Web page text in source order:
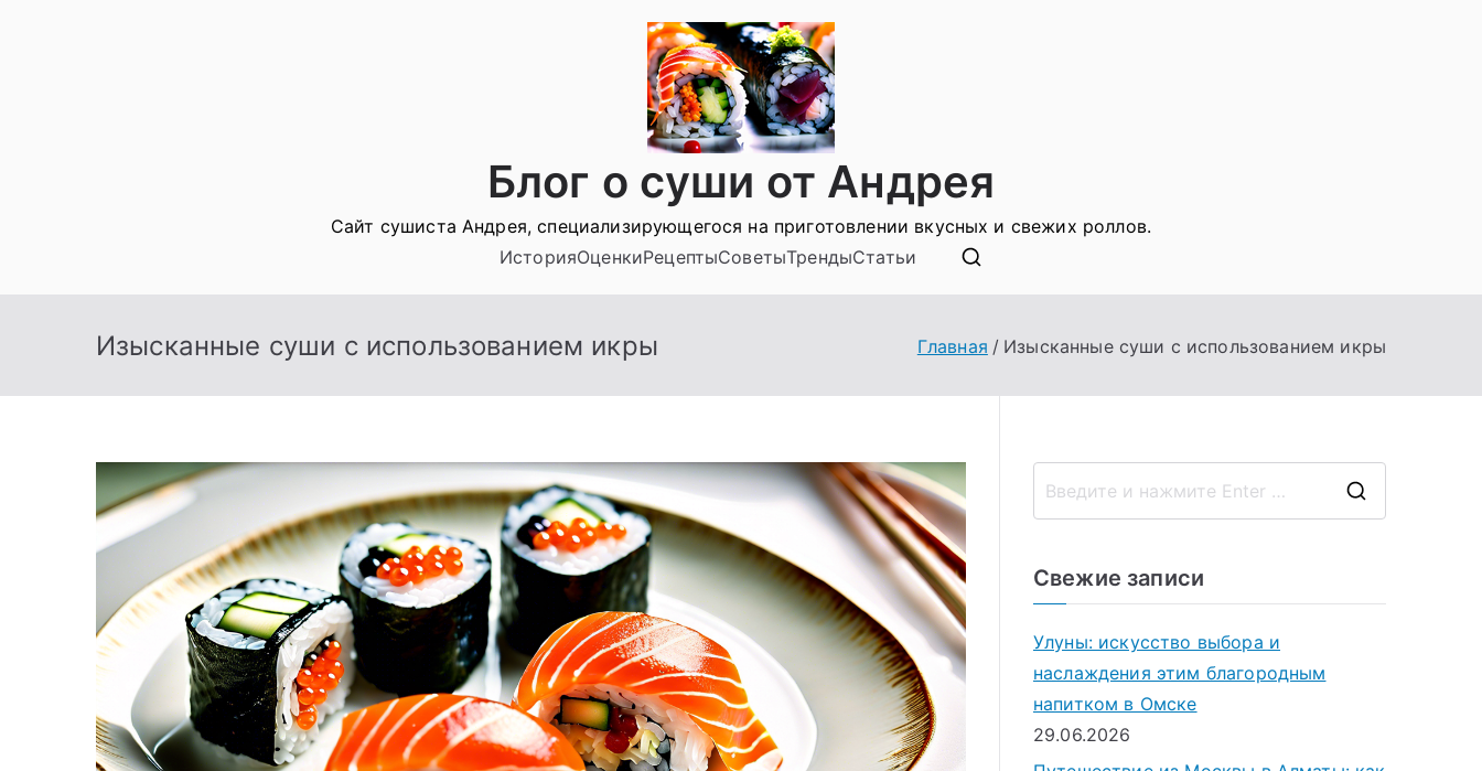
Блог о суши от Андрея
Сайт сушиста Андрея, специализирующегося на приготовлении вкусных и свежих роллов.
ИсторияОценкиРецептыСоветыТрендыСтатьи
Изысканные суши с использованием икры Главная Изысканные суши с использованием икры
Свежие записи
Улуны: искусство выбора и
наслаждения этим благородным
напитком в Омске
29.06.2026